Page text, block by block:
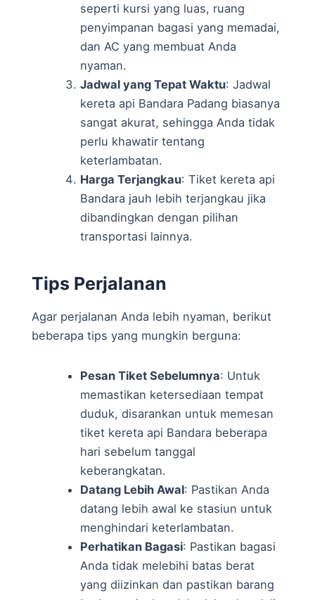
seperti kursi yang luas, ruang
penyimpanan bagasi yang memadai,
dan AC yang membuat Anda
nyaman.
Jadwal yang Tepat Waktu: Jadwal
kereta api Bandara Padang biasanya
sangat akurat, sehingga Anda tidak
perlu khawatir tentang
keterlambatan.
Harga Terjangkau: Tiket kereta api
Bandara jauh lebih terjangkau jika
dibandingkan dengan pilihan
transportasi lainnya.
Tips Perjalanan
Agar perjalanan Anda lebih nyaman, berikut
beberapa tips yang mungkin berguna:
Pesan Tiket Sebelumnya: Untuk
memastikan ketersediaan tempat
duduk, disarankan untuk memesan
tiket kereta api Bandara beberapa
hari sebelum tanggal
keberangkatan.
Datang Lebih Awal: Pastikan Anda
datang lebih awal ke stasiun untuk
menghindari keterlambatan.
Perhatikan Bagasi: Pastikan bagasi
Anda tidak melebihi batas berat
yang diizinkan dan pastikan barang